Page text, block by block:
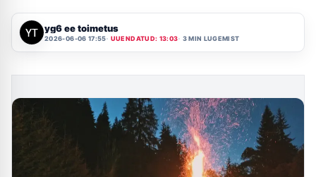
yg6 ee toimetus
2026-06-06 17:55 UUENDATUD: 13:03 3 MIN LUGEMIST